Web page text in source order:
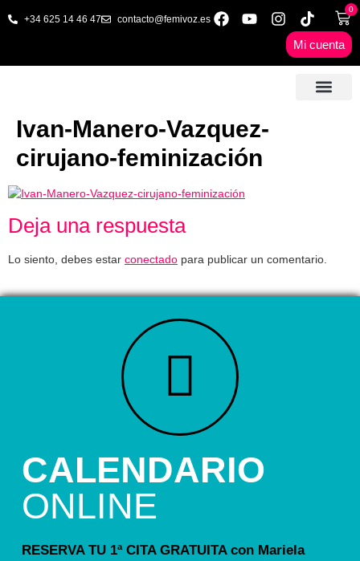
+34 625 14 46 47 contacto@femivoz.es
0
Mi cuenta
Ivan-Manero-Vazquez-
cirujano-feminización
Deja una respuesta
Lo siento, debes estar conectado para publicar un comentario.
CALENDARIO
ONLINE
RESERVA TU 1ª CITA GRATUITA con Mariela